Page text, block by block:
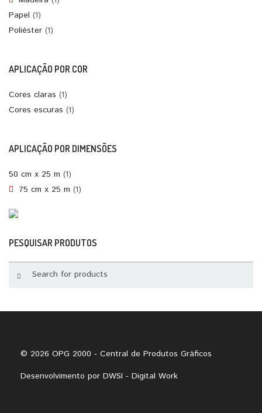
Papel (1)
Poliéster (1)
APLICAÇÃO POR COR
Cores claras (1)
Cores escuras (1)
APLICAÇÃO POR DIMENSÕES
50 cm x 25 m (1)
75 cm x 25 m (1)
PESQUISAR PRODUTOS
© 2026 OPG 2000 - Central de Produtos Gráficos
Desenvolvimento por DWSI - Digital Work